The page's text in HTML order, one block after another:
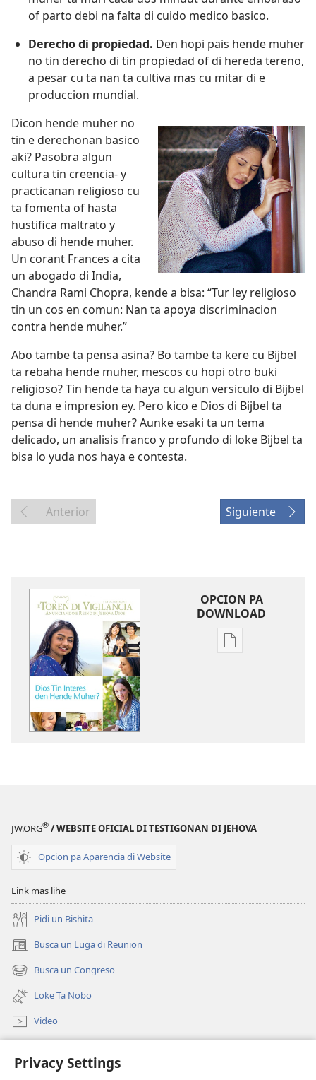
Privacy Settings
of parto debi na falta di cuido medico basico.
Derecho di propiedad. Den hopi pais hende muher
no tin derecho di tin propiedad of di hereda tereno,
a pesar cu ta nan ta cultiva mas cu mitar di e
produccion mundial.
Dicon hende muher no
tin e derechonan basico
aki? Pasobra algun
cultura tin creencia- y
practicanan religioso cu
ta fomenta of hasta
hustifica maltrato y
abuso di hende muher.
Un corant Frances a cita
un abogado di India,
Chandra Rami Chopra, kende a bisa: “Tur ley religioso
tin un cos en comun: Nan ta apoya discriminacion
contra hende muher.”
Abo tambe ta pensa asina? Bo tambe ta kere cu Bijbel
ta rebaha hende muher, mescos cu hopi otro buki
religioso? Tin hende ta haya cu algun versiculo di Bijbel
ta duna e impresion ey. Pero kico e Dios di Bijbel ta
pensa di hende muher? Aunke esaki ta un tema
delicado, un analisis franco y profundo di loke Bijbel ta
bisa lo yuda nos haya e contesta.
Anterior Siguiente
OPCION PA
DOWNLOAD
Opcion
JW.ORG® / WEBSITE OFICIAL DI TESTIGONAN DI JEHOVA
Opcion pa Aparencia di Website
Link mas lihe
Pidi un Bishita
Busca un Luga di Reunion
(opens
new
window)
Busca un Congreso
(opens
new
window)
Loke Ta Nobo
Video